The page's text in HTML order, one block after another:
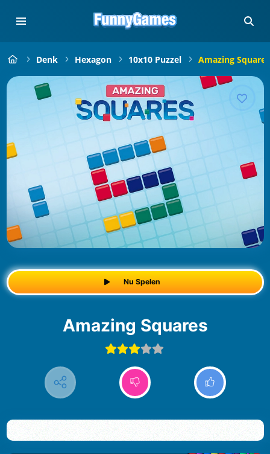
Denk Hexagon 10x10 Puzzel Amazing Squares
Nu Spelen
Amazing Squares